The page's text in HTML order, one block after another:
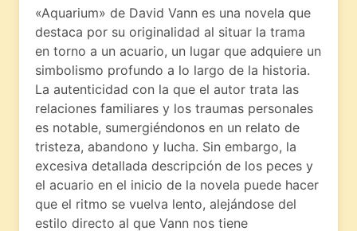
«Aquarium» de David Vann es una novela que
destaca por su originalidad al situar la trama
en torno a un acuario, un lugar que adquiere un
simbolismo profundo a lo largo de la historia.
La autenticidad con la que el autor trata las
relaciones familiares y los traumas personales
es notable, sumergiéndonos en un relato de
tristeza, abandono y lucha. Sin embargo, la
excesiva detallada descripción de los peces y
el acuario en el inicio de la novela puede hacer
que el ritmo se vuelva lento, alejándose del
estilo directo al que Vann nos tiene